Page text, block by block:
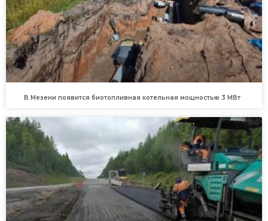
В Мезени появится биотопливная котельная мощностью 3 МВт